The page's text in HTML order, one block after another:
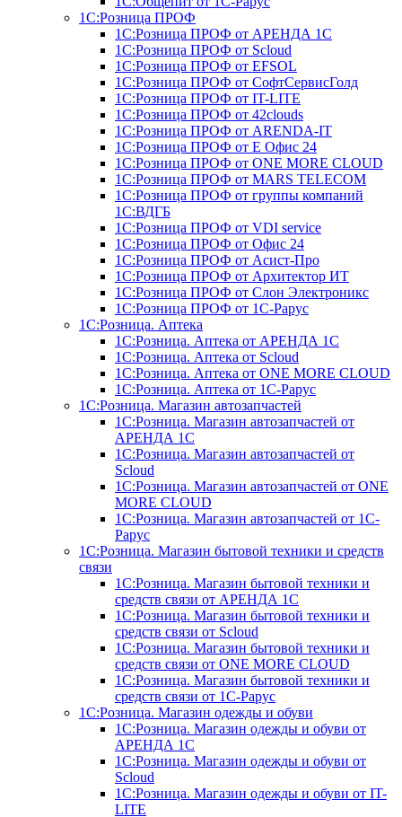
1С:Розница ПРОФ
1С:Розница ПРОФ от АРЕНДА 1С
1С:Розница ПРОФ от Scloud
1С:Розница ПРОФ от EFSOL
1С:Розница ПРОФ от СофтСервисГолд
1С:Розница ПРОФ от IT-LITE
1С:Розница ПРОФ от 42clouds
1С:Розница ПРОФ от ARENDA-IT
1С:Розница ПРОФ от Е Офис 24
1С:Розница ПРОФ от ONE MORE CLOUD
1С:Розница ПРОФ от MARS TELECOM
1С:Розница ПРОФ от группы компаний
1С:ВДГБ
1С:Розница ПРОФ от VDI service
1С:Розница ПРОФ от Офис 24
1С:Розница ПРОФ от Асист-Про
1С:Розница ПРОФ от Архитектор ИТ
1С:Розница ПРОФ от Слон Электроникс
1С:Розница ПРОФ от 1С-Рарус
1С:Розница. Аптека
1С:Розница. Аптека от АРЕНДА 1С
1С:Розница. Аптека от Scloud
1С:Розница. Аптека от ONE MORE CLOUD
1С:Розница. Аптека от 1С-Рарус
1С:Розница. Магазин автозапчастей
1С:Розница. Магазин автозапчастей от
АРЕНДА 1С
1С:Розница. Магазин автозапчастей от
Scloud
1С:Розница. Магазин автозапчастей от ONE
MORE CLOUD
1С:Розница. Магазин автозапчастей от 1С-
Рарус
1С:Розница. Магазин бытовой техники и средств
связи
1С:Розница. Магазин бытовой техники и
средств связи от АРЕНДА 1С
1С:Розница. Магазин бытовой техники и
средств связи от Scloud
1С:Розница. Магазин бытовой техники и
средств связи от ONE MORE CLOUD
1С:Розница. Магазин бытовой техники и
средств связи от 1С-Рарус
1С:Розница. Магазин одежды и обуви
1С:Розница. Магазин одежды и обуви от
АРЕНДА 1С
1С:Розница. Магазин одежды и обуви от
Scloud
1С:Розница. Магазин одежды и обуви от IT-
LITE